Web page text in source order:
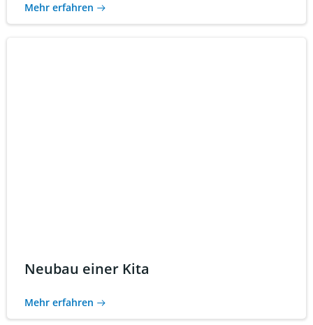
Mehr erfahren
Neubau einer Kita
Mehr erfahren